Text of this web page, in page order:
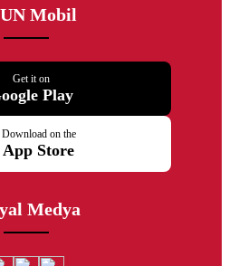
Mobil
Get it on
Play
Download on the
App Store
Medya